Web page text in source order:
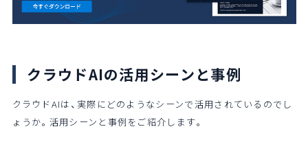
クラウドAIの活用シーンと事例
クラウドAIは、実際にどのようなシーンで活用されているのでし
ょうか。活用シーンと事例をご紹介します。